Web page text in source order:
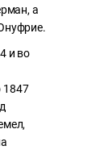
а
и во
1847